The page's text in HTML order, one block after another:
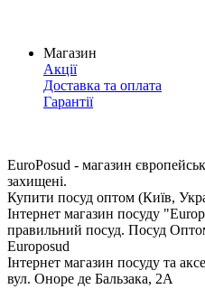
Магазин
Акції
Доставка та оплата
Гарантії
EuroPosud - магазин
захищені.
Купити посуд оптом (Київ,
Інтернет магазин посуду
правильний посуд. Посуд
Europosud
Інтернет магазин посуду та
вул. Оноре де Бальзака, 2А